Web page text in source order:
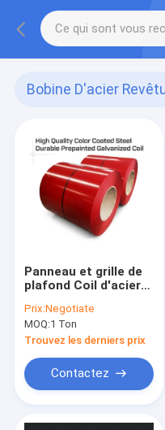
Bobine D'acier
Panneau et grille de
plafond Coil d'acier
Astm A792
Galvalume Coil
d'acier de couleur
Diamètre intérieur
508mm 610mm Dans
les tailles standard
Prix:Negotiate
MOQ:1 Ton
Trouvez les derniers prix
Contactez